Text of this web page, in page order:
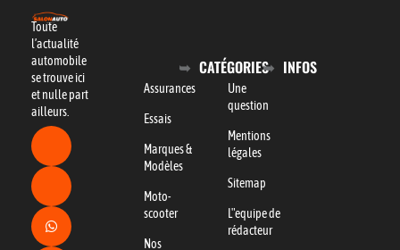
Toute
l’actualité
automobile
se trouve ici
et nulle part
ailleurs.
CATÉGORIES
Assurances
Essais
Marques &
Modèles
Moto-
scooter
Nos
INFOS
Une
question
Mentions
légales
Sitemap
L"equipe de
rédacteur